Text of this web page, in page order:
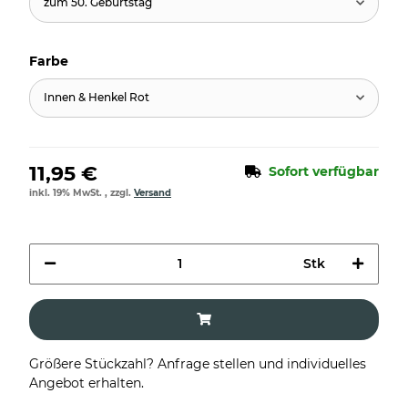
Farbe
Innen & Henkel Rot
11,95 € Sofort verfügbar
inkl. 19% MwSt. , zzgl. Versand
Stk
Größere Stückzahl? Anfrage stellen und individuelles
Angebot erhalten.